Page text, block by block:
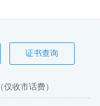
证书查询
（仅收市话费）